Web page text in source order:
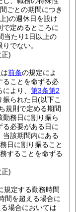
ごとの期間につき
)の週休日を設け
定めるところに
当たり1日以上の
でない。
)
前条の規定によ
ることを命ずる必
より、 第3条第2
振られた日(以下こ
規則で定める期間
務日に割り振ら
必要がある日に
当該期間内にある
日に割り振ること
することを命ずる
)
規定する勤務時間
間を超える場合に
場合においては